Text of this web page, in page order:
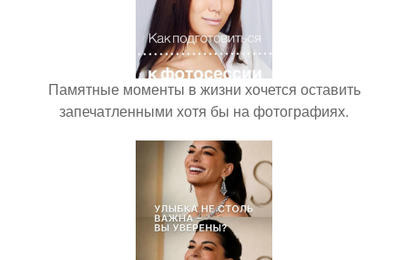
Памятные моменты в жизни хочется оставить
запечатленными хотя бы на фотографиях.